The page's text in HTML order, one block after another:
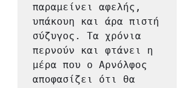
παραμείνει αφελής,
υπάκουη και άρα πιστή
σύζυγος. Τα χρόνια
περνούν και φτάνει η
μέρα που ο Αρνόλφος
αποφασίζει ότι θα